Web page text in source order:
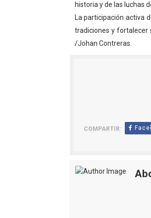
historia y de las luchas
La participación activa
tradiciones y fortalecer
/Johan Contreras.
COMPARTIR: